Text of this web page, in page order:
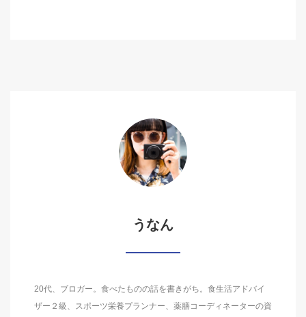
うなん
20代、ブロガー。食べたものの話を書きがち。食生活アドバイ
ザー２級、スポーツ栄養プランナー、薬膳コーディネーターの資